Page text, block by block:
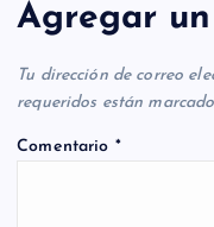
Agregar
Tu dirección de correo
requeridos están
Comentario *